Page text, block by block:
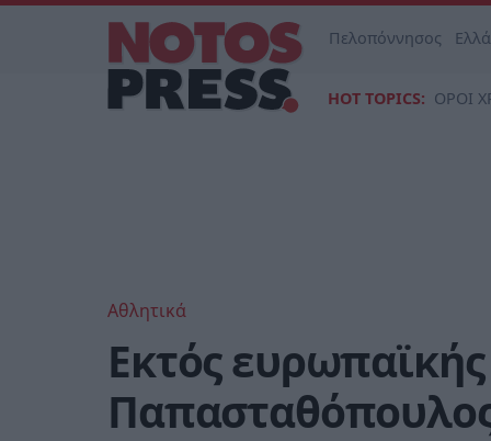
Πελοπόννησος
HOT TOPICS: ΟΡΟΙ
Αθλητικά
Εκτός